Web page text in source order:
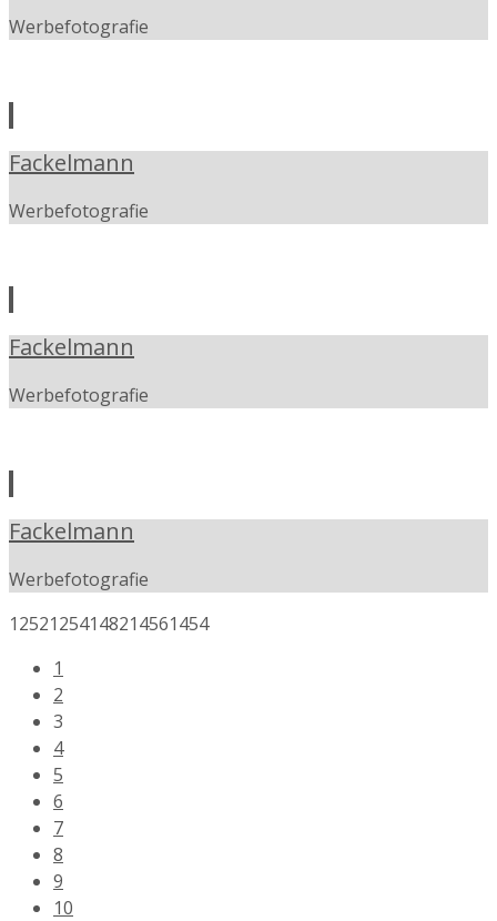
Werbefotografie
Fackelmann
Werbefotografie
Fackelmann
Werbefotografie
Fackelmann
Werbefotografie
12521254148214561454
1
2
3
4
5
6
7
8
9
10